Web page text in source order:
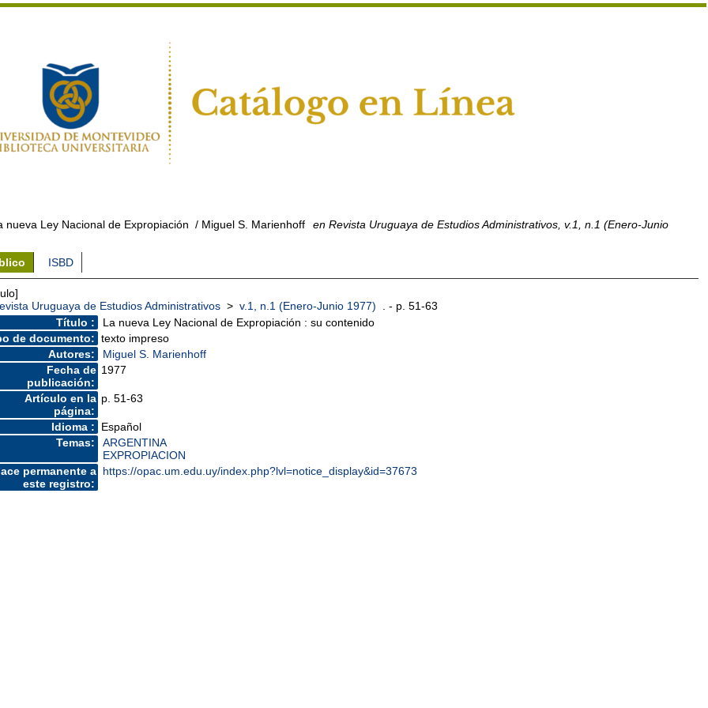
nueva Ley Nacional de Expropiación / Miguel S. Marienhoff en Revista Uruguaya de Estudios Administrativos, v.1, n.1 (Enero-Junio
ISBD
Uruguaya de Estudios Administrativos > v.1, n.1 (Enero-Junio 1977)
. - p. 51-63
Título :
La nueva Ley Nacional de Expropiación : su contenido
de documento: texto impreso
Autores:
Miguel S. Marienhoff
Fecha de
publicación:
1977
Artículo en la
página:
p. 51-63
Idioma :
Español
Temas:
ARGENTINA
EXPROPIACION
permanente a
este registro:
https://opac.um.edu.uy/index.php?lvl=notice_display&id=37673